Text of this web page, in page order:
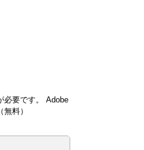
要です。
Adobe
料）